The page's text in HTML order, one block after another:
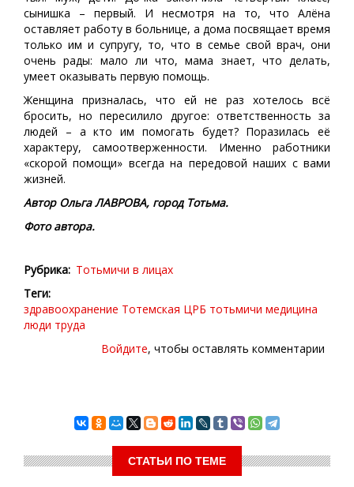
сынишка – первый. И несмотря на то, что Алёна
оставляет работу в больнице, а дома посвящает время
только им и супругу, то, что в семье свой врач, они
очень рады: мало ли что, мама знает, что делать,
умеет оказывать первую помощь.
Женщина призналась, что ей не раз хотелось всё
бросить, но пересилило другое: ответственность за
людей – а кто им помогать будет? Поразилась её
характеру, самоотверженности. Именно работники
«скорой помощи» всегда на передовой наших с вами
жизней.
Автор Ольга ЛАВРОВА, город Тотьма.
Фото автора.
Рубрика Тотьмичи в лицах
Теги
здравоохранение Тотемская ЦРБ тотьмичи медицина
люди труда
Войдите, чтобы оставлять комментарии
СТАТЬИ ПО ТЕМЕ